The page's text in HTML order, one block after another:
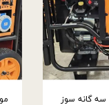
سه گانه سوز